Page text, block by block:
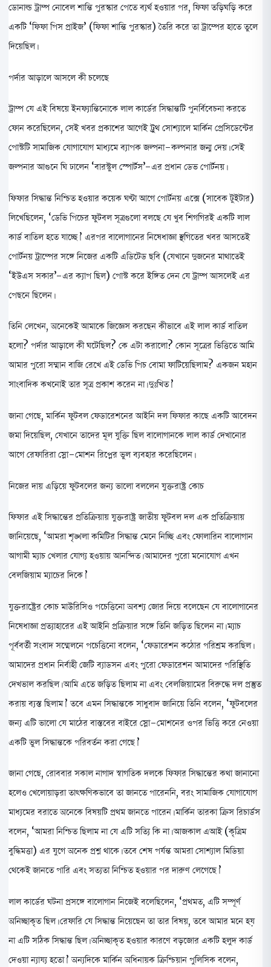
ডোনাল্ড ট্রাম্প নোবেল শান্তি পুরস্কার পেতে ব্যর্থ হওয়ার পর, ফিফা তড়িঘড়ি করে
একটি ‘ফিফা পিস প্রাইজ’ (ফিফা শান্তি পুরস্কার) তৈরি করে তা ট্রাম্পের হাতে তুলে
দিয়েছিল।
পর্দার আড়ালে আসলে কী চলেছে
ট্রাম্প যে এই বিষয়ে ইনফ্যান্তিনোকে লাল কার্ডের সিদ্ধান্তটি পুনর্বিবেচনা করতে
ফোন করেছিলেন, সেই খবর প্রকাশের আগেই ট্রুথ সোশ্যালে মার্কিন প্রেসিডেন্টের
পোস্টটি সামাজিক যোগাযোগ মাধ্যমে ব্যাপক জল্পনা-কল্পনার জন্ম দেয়। সেই
জল্পনার আগুনে ঘি ঢালেন ‘বারস্টুল স্পোর্টস’-এর প্রধান ডেভ পোর্টনয়।
ফিফার সিদ্ধান্ত নিশ্চিত হওয়ার কয়েক ঘণ্টা আগে পোর্টনয় এক্সে (সাবেক টুইটার)
লিখেছিলেন, ‘ডেভি পিচের ফুটবল সূত্রগুলো বলছে যে খুব শিগগিরই একটি লাল
কার্ড বাতিল হতে যাচ্ছে।’ এরপর বালোগানের নিষেধাজ্ঞা স্থগিতের খবর আসতেই
পোর্টনয় ট্রাম্পের সঙ্গে নিজের একটি এডিটেড ছবি (যেখানে দুজনের মাথাতেই
‘ইউএস সকার’-এর ক্যাপ ছিল) পোস্ট করে ইঙ্গিত দেন যে ট্রাম্প আসলেই এর
পেছনে ছিলেন।
তিনি লেখেন, অনেকেই আমাকে জিজ্ঞেস করছেন কীভাবে এই লাল কার্ড বাতিল
হলো? পর্দার আড়ালে কী ঘটেছিল? কে এটা করালো? কোন সূত্রের ভিত্তিতে আমি
আমার পুরো সম্মান বাজি রেখে এই ডেভি পিচ বোমা ফাটিয়েছিলাম? একজন মহান
সাংবাদিক কখনোই তার সূত্র প্রকাশ করেন না। দুঃখিত।’
জানা গেছে, মার্কিন ফুটবল ফেডারেশনের আইনি দল ফিফার কাছে একটি আবেদন
জমা দিয়েছিল, যেখানে তাদের মূল যুক্তি ছিল বালোগানকে লাল কার্ড দেখানোর
আগে রেফারিরা স্লো-মোশন রিপ্লের ভুল ব্যবহার করেছিলেন।
নিজের দায় এড়িয়ে ফুটবলের জন্য ভালো বললেন যুক্তরাষ্ট্র কোচ
ফিফার এই সিদ্ধান্তের প্রতিক্রিয়ায় যুক্তরাষ্ট্র জাতীয় ফুটবল দল এক প্রতিক্রিয়ায়
জানিয়েছে, ‘আমরা শৃঙ্খলা কমিটির সিদ্ধান্ত মেনে নিচ্ছি এবং ফোলারিন বালোগান
আগামী ম্যাচ খেলার যোগ্য হওয়ায় আনন্দিত। আমাদের পুরো মনোযোগ এখন
বেলজিয়াম ম্যাচের দিকে।’
যুক্তরাষ্ট্রের কোচ মাউরিসিও পচেত্তিনো অবশ্য জোর দিয়ে বলেছেন যে বালোগানের
নিষেধাজ্ঞা প্রত্যাহারের এই আইনি প্রক্রিয়ার সঙ্গে তিনি জড়িত ছিলেন না। ম্যাচ
পূর্ববর্তী সংবাদ সম্মেলনে পচেত্তিনো বলেন, ‘ফেডারেশন কঠোর পরিশ্রম করছিল।
আমাদের প্রধান নির্বাহী জেটি ব্যাডসন এবং পুরো ফেডারেশন আমাদের পরিস্থিতি
দেখভাল করছিল। আমি এতে জড়িত ছিলাম না এবং বেলজিয়ামের বিরুদ্ধে দল প্রস্তুত
করায় ব্যস্ত ছিলাম।’ তবে এমন সিদ্ধান্তকে সাধুবাদ জানিয়ে তিনি বলেন, ‘ফুটবলের
জন্য এটি ভালো যে মাঠের বাস্তবের বাইরে স্লো-মোশনের ওপর ভিত্তি করে নেওয়া
একটি ভুল সিদ্ধান্তকে পরিবর্তন করা গেছে।’
জানা গেছে, রোববার সকাল নাগাদ স্বাগতিক দলকে ফিফার সিদ্ধান্তের কথা জানানো
হলেও খেলোয়াড়রা তাৎক্ষণিকভাবে তা জানতে পারেননি, বরং সামাজিক যোগাযোগ
মাধ্যমের বরাতে অনেকে বিষয়টি প্রথম জানতে পারেন। মার্কিন তারকা ক্রিস রিচার্ডস
বলেন, ‘আমরা নিশ্চিত ছিলাম না যে এটি সত্যি কি না। আজকাল এআই (কৃত্রিম
বুদ্ধিমত্তা) এর যুগে অনেক প্রশ্ন থাকে। তবে শেষ পর্যন্ত আমরা সোশ্যাল মিডিয়া
থেকেই জানতে পারি এবং সত্যতা নিশ্চিত হওয়ার পর দারুণ লেগেছে।’
লাল কার্ডের ঘটনা প্রসঙ্গে বালোগান নিজেই বলেছিলেন, ‘প্রথমত, এটি সম্পূর্ণ
অনিচ্ছাকৃত ছিল। রেফারি যে সিদ্ধান্ত নিয়েছেন তা তার বিষয়, তবে আমার মনে হয়
না এটি সঠিক সিদ্ধান্ত ছিল। অনিচ্ছাকৃত হওয়ার কারণে বড়জোর একটি হলুদ কার্ড
দেওয়া ন্যায্য হতো।’ অন্যদিকে মার্কিন অধিনায়ক ক্রিশ্চিয়ান পুলিসিক বলেন,